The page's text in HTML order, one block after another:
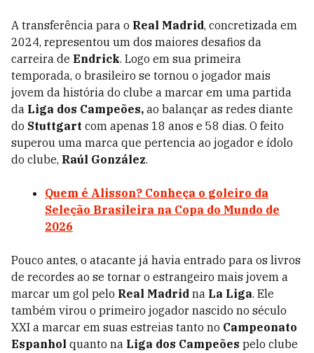
A transferência para o Real Madrid, concretizada em
2024, representou um dos maiores desafios da
carreira de Endrick. Logo em sua primeira
temporada, o brasileiro se tornou o jogador mais
jovem da história do clube a marcar em uma partida
da Liga dos Campeões, ao balançar as redes diante
do Stuttgart com apenas 18 anos e 58 dias. O feito
superou uma marca que pertencia ao jogador e ídolo
do clube, Raúl González.
Quem é Alisson? Conheça o goleiro da
Seleção Brasileira na Copa do Mundo de
2026
Pouco antes, o atacante já havia entrado para os livros
de recordes ao se tornar o estrangeiro mais jovem a
marcar um gol pelo Real Madrid na La Liga. Ele
também virou o primeiro jogador nascido no século
XXI a marcar em suas estreias tanto no Campeonato
Espanhol quanto na Liga dos Campeões pelo clube